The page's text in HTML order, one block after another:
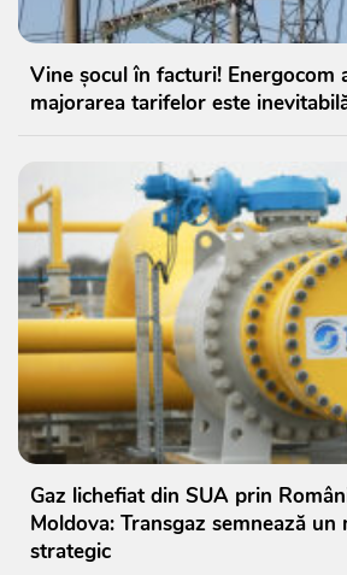
Vine șocul în facturi! Energocom
majorarea tarifelor este
Gaz lichefiat din SUA prin
Moldova: Transgaz semnează un
strategic